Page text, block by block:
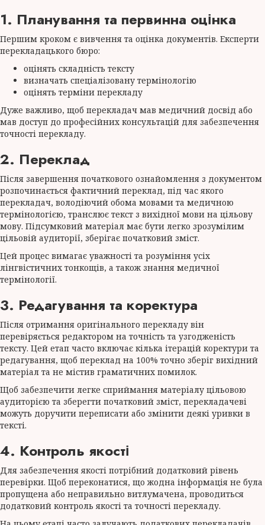
1. Планування та первинна оцінка
Першим кроком є вивчення та оцінка документів. Експерти
перекладацького бюро:
оцінять складність тексту
визначать спеціалізовану термінологію
оцінять терміни перекладу
Дуже важливо, щоб перекладач мав медичний досвід або
мав доступ до професійних консультацій для забезпечення
точності перекладу.
2. Переклад
Після завершення початкового ознайомлення з документом
розпочинається фактичний переклад, під час якого
перекладач, володіючий обома мовами та медичною
термінологією, транслює текст з вихідної мови на цільову
мову. Підсумковий матеріал має бути легко зрозумілим
цільовій аудиторії, зберігає початковий зміст.
Цей процес вимагає уважності та розуміння усіх
лінгвістичних тонкощів, а також знання медичної
термінології.
3. Редагування та коректура
Після отримання оригінального перекладу він
перевіряється редактором на точність та узгодженість
тексту. Цей етап часто включає кілька ітерацій коректури та
редагування, щоб переклад на 100% точно зберіг вихідний
матеріал та не містив граматичних помилок.
Щоб забезпечити легке сприймання матеріалу цільовою
аудиторією та зберегти початковий зміст, перекладачеві
можуть доручити переписати або змінити деякі уривки в
тексті.
4. Контроль якості
Для забезпечення якості потрібний додатковий рівень
перевірки. Щоб переконатися, що жодна інформація не була
пропущена або неправильно витлумачена, проводиться
додатковий контроль якості та точності перекладу.